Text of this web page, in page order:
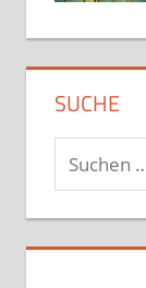
SUCHE
Suchen
nach: